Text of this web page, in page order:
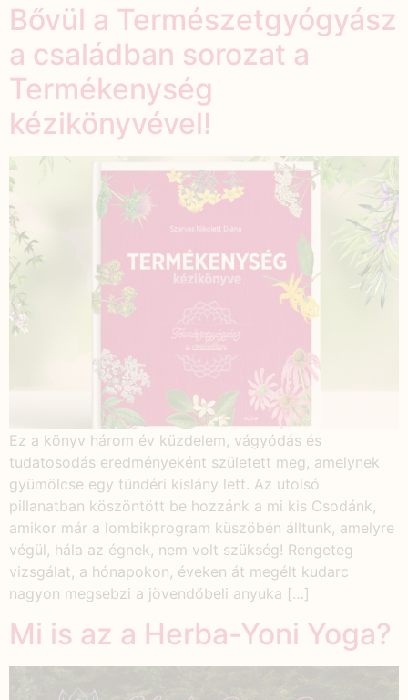
Bővül a Természetgyógyász
a családban sorozat a
Termékenység
kézikönyvével!
Ez a könyv három év küzdelem, vágyódás és
tudatosodás eredményeként született meg, amelynek
gyümölcse egy tündéri kislány lett. Az utolsó
pillanatban köszöntött be hozzánk a mi kis Csodánk,
amikor már a lombikprogram küszöbén álltunk, amelyre
végül, hála az égnek, nem volt szükség! Rengeteg
vizsgálat, a hónapokon, éveken át megélt kudarc
nagyon megsebzi a jövendőbeli anyuka […]
Mi is az a Herba-Yoni Yoga?